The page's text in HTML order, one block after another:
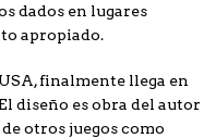
dados en lugares
apropiado.
finalmente llega en
diseño es obra del autor
otros juegos como